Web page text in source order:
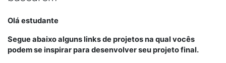
Olá estudante
Segue abaixo alguns links de projetos na qual vocês
podem se inspirar para desenvolver seu projeto final.